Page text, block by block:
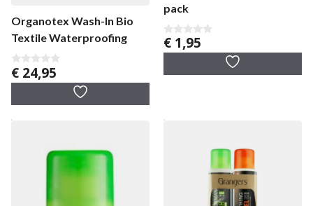
Organotex Wash-In Bio
Textile Waterproofing
0
v
5
€ 24,95
pack
0
v
€ 1,95